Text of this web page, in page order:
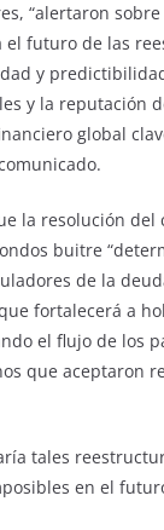
“alertaron
el futuro de las
y
y la reputación
global
la resolución del
buitre
de la
fortalecerá a
el flujo de los
que aceptaron
tales
en el